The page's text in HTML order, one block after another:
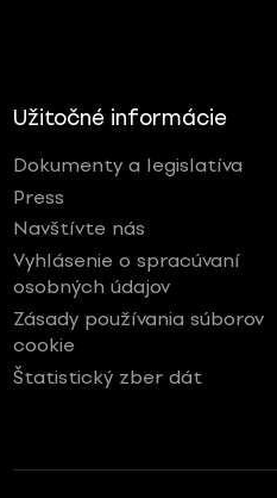
Užitočné informácie
Dokumenty a legislatíva
Press
Navštívte nás
Vyhlásenie o spracúvaní
osobných údajov
Zásady používania súborov
cookie
Štatistický zber dát